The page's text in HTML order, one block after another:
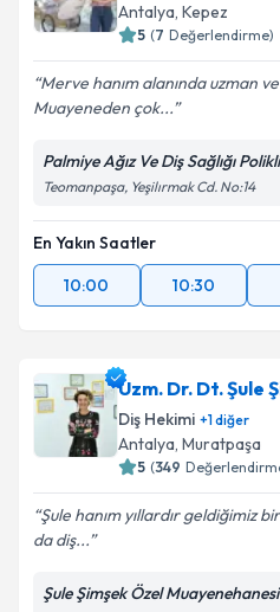
Antalya, Kepez
5 (7 Değerlendirme)
Merve hanım alanında uzman
Muayeneden çok...
Palmiye Ağız Ve Diş Sağlığı
Teomanpaşa, Yeşilırmak Cd. No:14
En Yakın Saatler
10:00
10:30
Uzm. Dr. Dt. Şule
Diş Hekimi +1diğer
Antalya, Muratpaşa
5 (349
Şule hanım yıllardır geldiğimiz
da diş...
Şule Şimşek Özel Muayenehanesi